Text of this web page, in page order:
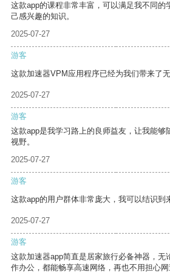
这款app的课程非常丰富，可以满足我不同的
己感兴趣的知识。
2025-07-27
游客
这款加速器VPM应用程序已经为我们带来了无
2025-07-27
游客
这款app是我学习路上的良师益友，让我能够
视野。
2025-07-27
游客
这款app的用户群体非常庞大，我可以结识到
2025-07-27
游客
这款加速器app简直是居家旅行必备神器，无
作办公，都能畅享高速网络，再也不用担心网